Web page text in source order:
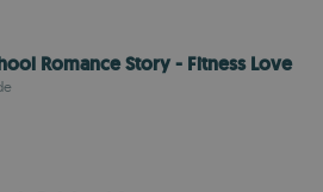
Romance Story - Fitness Love